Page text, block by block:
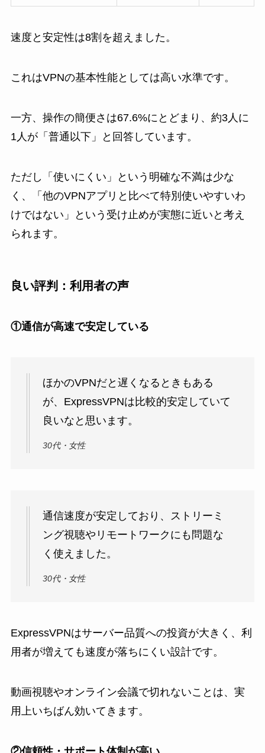
速度と安定性は8割を超えました。
これはVPNの基本性能としては高い水準です。
一方、操作の簡便さは67.6%にとどまり、約3人に
1人が「普通以下」と回答しています。
ただし「使いにくい」という明確な不満は少な
く、「他のVPNアプリと比べて特別使いやすいわ
けではない」という受け止めが実態に近いと考え
られます。
良い評判：利用者の声
①通信が高速で安定している
ほかのVPNだと遅くなるときもある
が、ExpressVPNは比較的安定していて
良いなと思います。
30代・女性
通信速度が安定しており、ストリーミ
ング視聴やリモートワークにも問題な
く使えました。
30代・女性
ExpressVPNはサーバー品質への投資が大きく、利
用者が増えても速度が落ちにくい設計です。
動画視聴やオンライン会議で切れないことは、実
用上いちばん効いてきます。